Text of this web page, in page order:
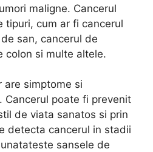
maligne. Cancerul
tipuri, cum ar fi cancerul
san, cancerul de
colon si multe altele.
are simptome si
Cancerul poate fi prevenit
de viata sanatos si prin
detecta cancerul in stadii
sansele de